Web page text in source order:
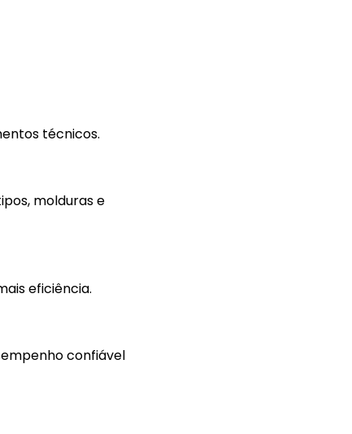
técnicos.
molduras e
eficiência.
confiável